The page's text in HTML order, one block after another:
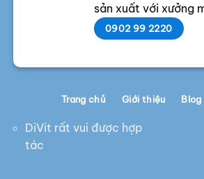
sản xuất với xưởng
0902 99 2220
DiVit rất vui được hợp
tác
Trang chủ Giới thiệu Blog